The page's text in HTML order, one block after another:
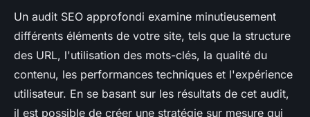
Un audit SEO approfondi examine minutieusement
différents éléments de votre site, tels que la structure
des URL, l'utilisation des mots-clés, la qualité du
contenu, les performances techniques et l'expérience
utilisateur. En se basant sur les résultats de cet audit,
il est possible de créer une stratégie sur mesure qui